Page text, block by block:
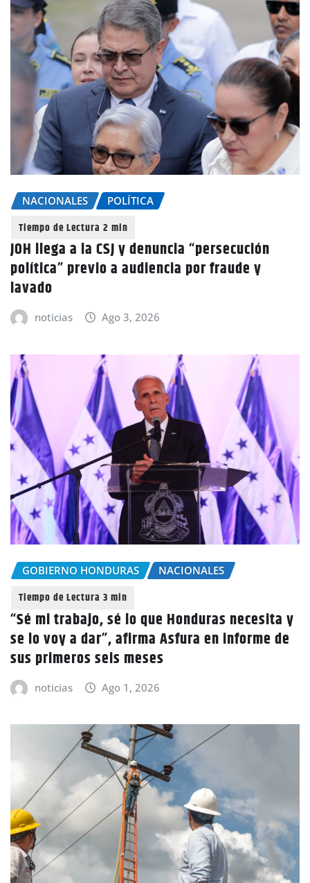
NACIONALES POLÍTICA
JOH llega a la CSJ y denuncia “persecución
política” previo a audiencia por fraude y
lavado
noticias Ago 3, 2026
GOBIERNO HONDURAS NACIONALES
“Sé mi trabajo, sé lo que Honduras necesita y
se lo voy a dar”, afirma Asfura en informe de
sus primeros seis meses
noticias Ago 1, 2026